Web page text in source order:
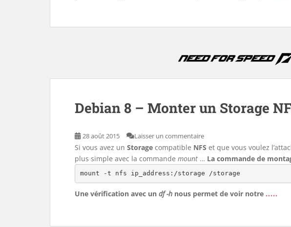
Debian 8 – Monter un Storage
28 août 2015 Laisser un commentaire
Si vous avez un Storage compatible NFS et que vous voulez
plus simple avec la commande mount … La commande de
mount -t nfs ip_address:/storage /storage
Une vérification avec un df -h nous permet de voir notre .....